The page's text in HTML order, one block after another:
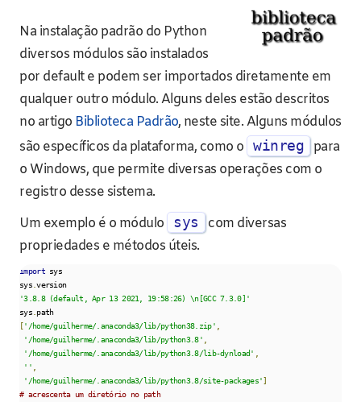
Na instalação padrão do Python
diversos módulos são instalados
por default e podem ser importados diretamente em
qualquer outro módulo. Alguns deles estão descritos
no artigo Biblioteca Padrão, neste site. Alguns módulos
são específicos da plataforma, como o winreg
para
o Windows, que permite diversas operações com o
registro desse sistema.
Um exemplo é o módulo
sys
com diversas
propriedades e métodos úteis.
import sys
sys.
version
'3.8.8 (default, Apr 13 2021, 19:58:26) \n[GCC 7.3.0]'
sys.
path
['/home/guilherme/.anaconda3/lib/python38.zip'
'/home/guilherme/.anaconda3/lib/python3.8'
'/home/guilherme/.anaconda3/lib/python3.8/lib-dynload'
''
'/home/guilherme/.anaconda3/lib/python3.8/site-packages']
# acrescenta um diretório no path